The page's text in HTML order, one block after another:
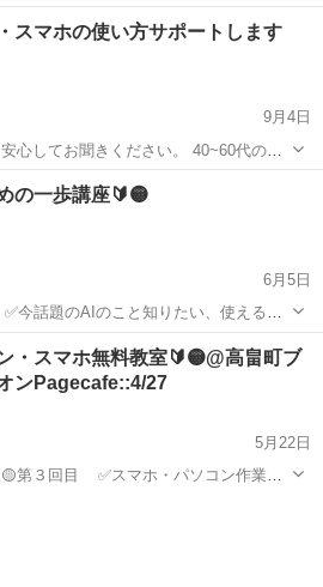
市レンタルスペ
陽市三間通388番1 内容 今話題の生成AI...
講座
スマホの使い方サポートします
9月4日
心してお聞きください。 40~60代のパ
サポートの佐藤光夫です。 誰も置いて
ートしております。 実は炭焼き
パソコン 60代
の一歩講座🔰🟡
6月5日
今話題のAIのこと知りたい、使えるよ
・スマホ無料教室🔰🟡@高畠町ブ
ンPagecafe::4/27
5月22日
第３回目 ✅スマホ・パソコン作業